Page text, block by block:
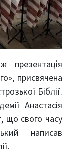
презентація
присвячена
Біблії.
Анастасія
що свого часу
написав